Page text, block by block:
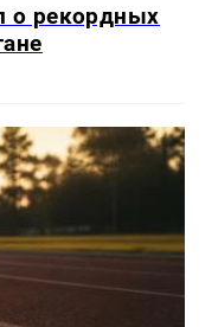
о рекордных